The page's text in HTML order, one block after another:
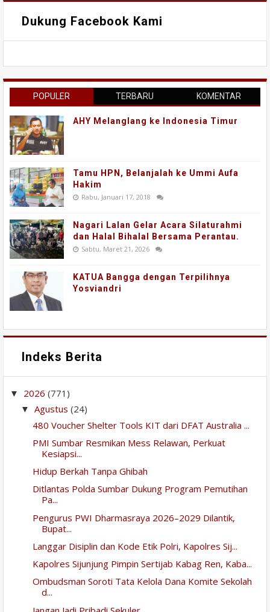
Dukung Facebook Kami
POPULER TERBARU KOMENTAR
AHY Melanglang ke Indonesia Timur
Tamu HPN, Belanjalah ke Ummi Aufa
Hakim
Rabu, Januari 17, 2018
Nagari Lalan Gelar Acara Silaturahmi
dan Halal Bihalal Bersama Perantau.
Sabtu, Maret 21, 2026
KATUA Bangga dengan Terpilihnya
Yosviandri
Indeks Berita
▼ 2026 (771)
▼ Agustus (24)
480 Voucher Shelter Tools KIT dari DFAT Australia ...
PMI Sumbar Resmikan Mess Relawan, Perkuat
Kesiapsi...
Hidup Berkah Tanpa Ghibah
Ditlantas Polda Sumbar Dukung Program Pemutihan
Pa...
Pengurus PWI Dharmasraya 2026–2029 Dilantik,
Bupat...
Langgar Disiplin dan Kode Etik Polri, Kapolres Sij...
Kapolres Sijunjung Pimpin Sertijab Kabag Ren, Kaba...
Ombudsman Soroti Tata Kelola Dana Komite Sekolah
d...